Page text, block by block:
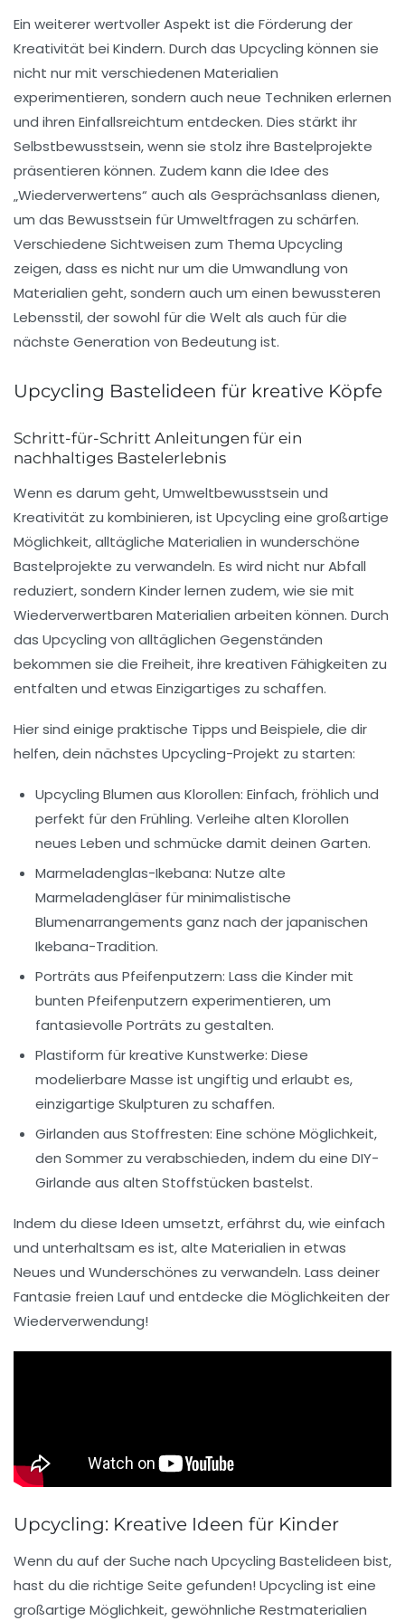
Ein weiterer wertvoller Aspekt ist die Förderung der
Kreativität bei Kindern. Durch das Upcycling können sie
nicht nur mit verschiedenen Materialien
experimentieren, sondern auch neue Techniken erlernen
und ihren Einfallsreichtum entdecken. Dies stärkt ihr
Selbstbewusstsein, wenn sie stolz ihre Bastelprojekte
präsentieren können. Zudem kann die Idee des
„Wiederverwertens“ auch als Gesprächsanlass dienen,
um das Bewusstsein für Umweltfragen zu schärfen.
Verschiedene Sichtweisen zum Thema Upcycling
zeigen, dass es nicht nur um die Umwandlung von
Materialien geht, sondern auch um einen bewussteren
Lebensstil, der sowohl für die Welt als auch für die
nächste Generation von Bedeutung ist.
Upcycling Bastelideen für kreative Köpfe
Schritt-für-Schritt Anleitungen für ein
nachhaltiges Bastelerlebnis
Wenn es darum geht,Umweltbewusstsein und
Kreativität zu kombinieren, ist Upcycling eine großartige
Möglichkeit, alltägliche Materialien in wunderschöne
Bastelprojekte zu verwandeln. Es wird nicht nur Abfall
reduziert, sondern Kinder lernen zudem, wie sie mit
Wiederverwertbaren Materialien arbeiten können. Durch
das Upcycling von alltäglichen Gegenständen
bekommen sie die Freiheit, ihre kreativen Fähigkeiten zu
entfalten und etwas Einzigartiges zu schaffen.
Hier sind einige praktische Tipps und Beispiele, die dir
helfen, dein nächstes Upcycling-Projekt zu starten:
Upcycling Blumen aus Klorollen: Einfach, fröhlich und
perfekt für den Frühling. Verleihe alten Klorollen
neues Leben und schmücke damit deinen Garten.
Marmeladenglas-Ikebana: Nutze alte
Marmeladengläser für minimalistische
Blumenarrangements ganz nach der japanischen
Ikebana-Tradition.
Porträts aus Pfeifenputzern: Lass die Kinder mit
bunten Pfeifenputzern experimentieren, um
fantasievolle Porträts zu gestalten.
Plastiform für kreative Kunstwerke: Diese
modelierbare Masse ist ungiftig und erlaubt es,
einzigartige Skulpturen zu schaffen.
Girlanden aus Stoffresten: Eine schöne Möglichkeit,
den Sommer zu verabschieden, indem du eine DIY-
Girlande aus alten Stoffstücken bastelst.
Indem du diese Ideen umsetzt, erfährst du, wie einfach
und unterhaltsam es ist,alte Materialien in etwas
Neues und Wunderschönes zu verwandeln. Lass deiner
Fantasie freien Lauf und entdecke die Möglichkeiten der
Wiederverwendung!
Upcycling: Kreative Ideen für Kinder
Wenn du auf der Suche nach Upcycling Bastelideen bist,
hast du die richtige Seite gefunden! Upcycling ist eine
großartige Möglichkeit, gewöhnliche Restmaterialien